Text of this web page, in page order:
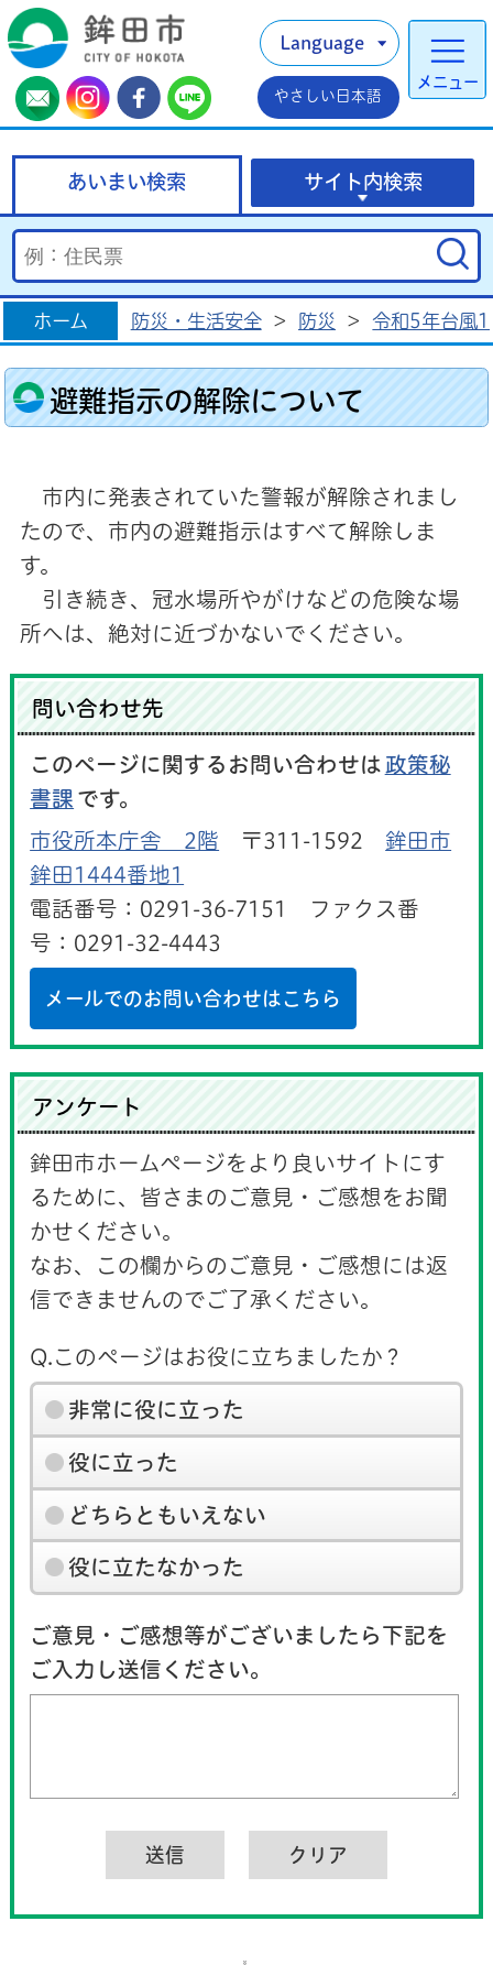
メニュー
Language
やさしい日本語
あいまい検索 サイト内検索
ホーム 防災・生活安全 > 防災 > 令和5年台風
避難指示の解除について
市内に発表されていた警報が解除されまし
たので、市内の避難指示はすべて解除しま
す。
引き続き、冠水場所やがけなどの危険な場
所へは、絶対に近づかないでください。
問い合わせ先
このページに関するお問い合わせは 政策秘
書課 です。
市役所本庁舎 2階 〒311-1592 鉾田市
鉾田1444番地1
電話番号：0291-36-7151 ファクス番
号：0291-32-4443
メールでのお問い合わせはこちら
アンケート
鉾田市ホームページをより良いサイトにす
るために、皆さまのご意見・ご感想をお聞
かせください。
なお、この欄からのご意見・ご感想には返
信できませんのでご了承ください。
Q.このページはお役に立ちましたか？
非常に役に立った
役に立った
どちらともいえない
役に立たなかった
ご意見・ご感想等がございましたら下記を
ご入力し送信ください。